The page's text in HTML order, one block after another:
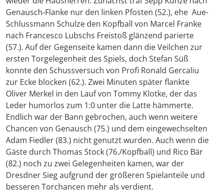
Genausch-Flanke nur den linken Pfosten (52.), ehe Aue-
Schlussmann Schulze den Kopfball von Marcel Franke
nach Francesco Lubschs Freistoß glänzend parierte
(57.). Auf der Gegenseite kamen dann die Veilchen zur
ersten Torgelegenheit des Spiels, doch Stefan Süß
konnte den Schussversuch von Profi Ronald Gercaliu
zur Ecke blocken (62.). Zwei Minuten später flankte
Oliver Merkel in den Lauf von Tommy Klotke, der das
Leder humorlos zum 1:0 unter die Latte hämmerte.
Endlich war der Bann gebrochen, auch wenn weitere
Chancen von Genausch (75.) und dem eingewechselten
Adam Fiedler (83.) nicht genutzt wurden. Auch wenn die
Gäste durch Thomas Stock (76./Kopfball) und Rico Bär
(82.) noch zu zwei Gelegenheiten kamen, war der
Dresdner Sieg aufgrund der größeren Spielanteile und
besseren Torchancen mehr als verdient.